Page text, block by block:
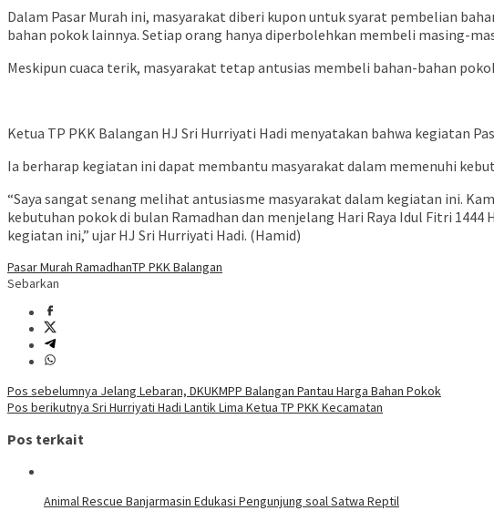
Dalam Pasar Murah ini, masyarakat diberi kupon untuk syarat pembelian
bahan pokok lainnya. Setiap orang hanya diperbolehkan membeli masing-
Meskipun cuaca terik, masyarakat tetap antusias membeli bahan-bahan
Ketua TP PKK Balangan HJ Sri Hurriyati Hadi menyatakan bahwa kegiatan
Ia berharap kegiatan ini dapat membantu masyarakat dalam memenuhi
“Saya sangat senang melihat antusiasme masyarakat dalam kegiatan ini.
kebutuhan pokok di bulan Ramadhan dan menjelang Hari Raya Idul Fitri
kegiatan ini,” ujar HJ Sri Hurriyati Hadi. (Hamid)
Pasar Murah RamadhanTP PKK Balangan
Sebarkan
Navigasi
pos
Pos sebelumnya Jelang Lebaran, DKUKMPP Balangan Pantau Harga Bahan Pokok
Pos berikutnya Sri Hurriyati Hadi Lantik Lima Ketua TP PKK Kecamatan
Pos terkait
Animal Rescue Banjarmasin Edukasi Pengunjung soal Satwa Reptil